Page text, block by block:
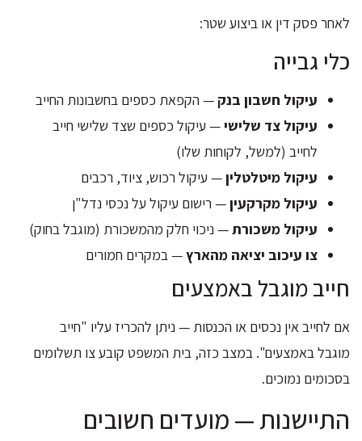
לאחר פסק דין או ביצוע שטר:
כלי גבייה
עיקול חשבון בנק — הקפאת כספים בחשבונות החייב
עיקול צד שלישי— עיקול כספים שצד שלישי חייב
לחייב (למשל, לקוחות שלו)
עיקול מיטלטלין— עיקול רכוש, ציוד, רכבים
עיקול מקרקעין— רישום עיקול על נכסי נדל"ן
עיקול משכורת— ניכוי חלק מהמשכורת (מוגבל בחוק)
צו עיכוב יציאה מהארץ— במקרים חמורים
חייב מוגבל באמצעים
אם לחייב אין נכסים או הכנסות — ניתן להכריז עליו "חייב
מוגבל באמצעים". במצב כזה, בית המשפט קובע צו תשלומים
בסכומים נמוכים.
התיישנות — מועדים חשובים